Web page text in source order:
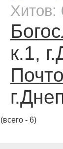
Хитов:
к.1,
(всего - 6)